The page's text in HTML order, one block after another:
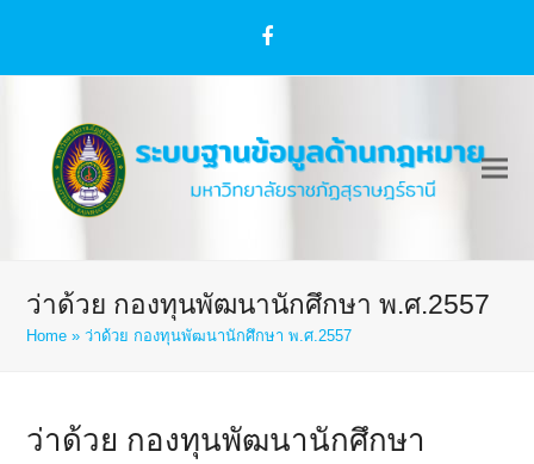
Facebook
ว่าด้วย กองทุนพัฒนานักศึกษา พ.ศ.2557
Home »ว่าด้วย กองทุนพัฒนานักศึกษา พ.ศ.2557
ว่าด้วย กองทุนพัฒนานักศึกษา